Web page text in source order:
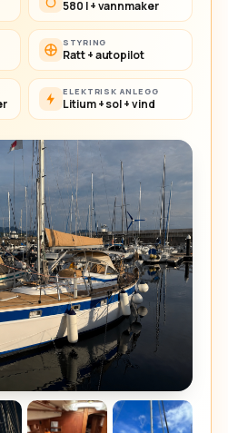
580 l + vannmaker
STYRING
Ratt + autopilot
ELEKTRISK ANLEGG
Litium + sol + vind